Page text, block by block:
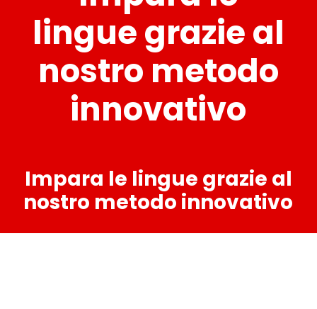
lingue grazie al
nostro metodo
innovativo
Impara le lingue grazie al
nostro metodo innovativo